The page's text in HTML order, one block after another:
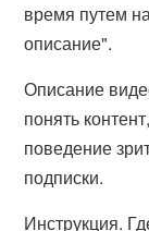
время путем
описание".
Описание
понять
поведение
подписки.
Инструкция.